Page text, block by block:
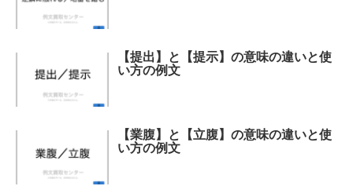
【提出】と【提示】の意味の違いと使
い方の例文
【業腹】と【立腹】の意味の違いと使
い方の例文